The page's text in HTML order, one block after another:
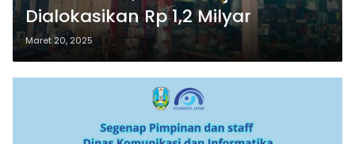
Dialokasikan Rp 1,2 Milyar
Maret 20, 2025